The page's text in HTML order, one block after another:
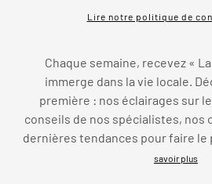
Lire notre politique de
Chaque semaine, recevez «
immerge dans la vie locale.
première : nos éclairages sur
conseils de nos spécialistes, nos
dernières tendances pour faire le
savoir plus